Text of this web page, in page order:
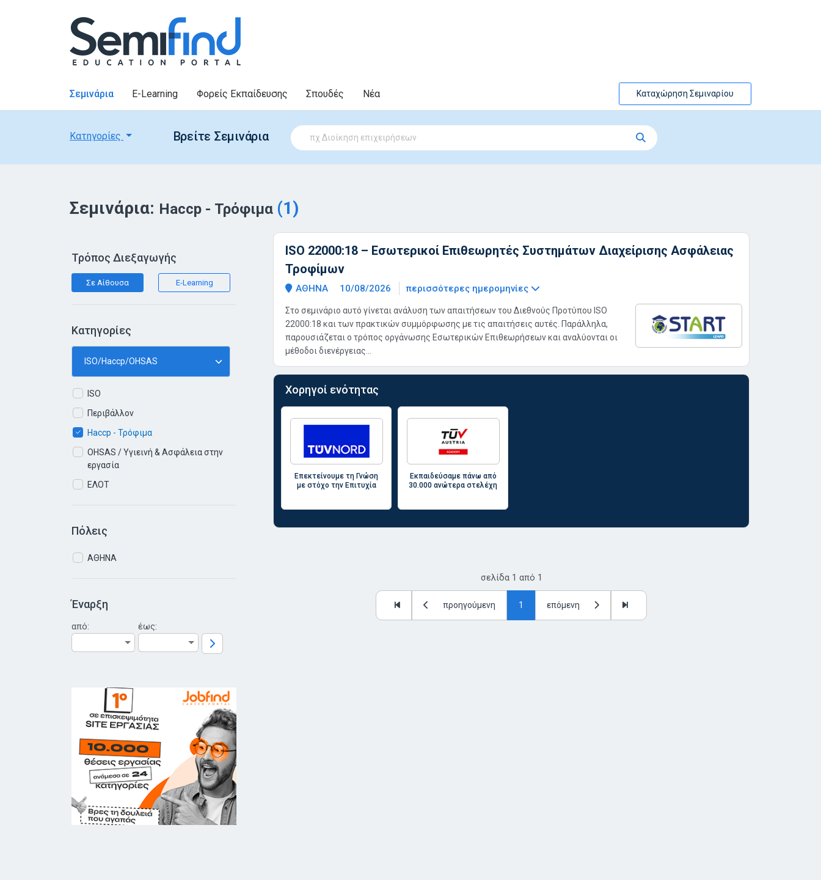
Σεμινάρια E-Learning Φορείς Εκπαίδευσης Σπουδές Νέα Καταχώρηση Σεμιναρίου
Κατηγορίες Βρείτε Σεμινάρια
Σεμινάρια: Haccp - Τρόφιμα (1)
Τρόπος Διεξαγωγής
Σε Αίθουσα E-Learning
Κατηγορίες
ISO
Περιβάλλον
Haccp - Τρόφιμα
OHSAS / Υγιεινή & Ασφάλεια στην
εργασία
ΕΛΟΤ
Πόλεις
ΑΘΗΝΑ
Έναρξη
από: έως:
ISO 22000:18 – Εσωτερικοί Επιθεωρητές Συστημάτων Διαχείρισης Ασφάλειας
Τροφίμων
ΑΘΗΝΑ 10/08/2026 περισσότερες ημερομηνίες
Στο σεμινάριο αυτό γίνεται ανάλυση των απαιτήσεων του Διεθνούς Προτύπου ISO
22000:18 και των πρακτικών συμμόρφωσης με τις απαιτήσεις αυτές. Παράλληλα,
παρουσιάζεται ο τρόπος οργάνωσης Εσωτερικών Επιθεωρήσεων και αναλύονται οι
μέθοδοι διενέργειας...
Χορηγοί ενότητας
Επεκτείνουμε τη Γνώση
με στόχο την Επιτυχία
Eκπαιδεύσαμε πάνω από
30.000 ανώτερα στελέχη
σελίδα 1 από 1
προηγούμενη 1 επόμενη